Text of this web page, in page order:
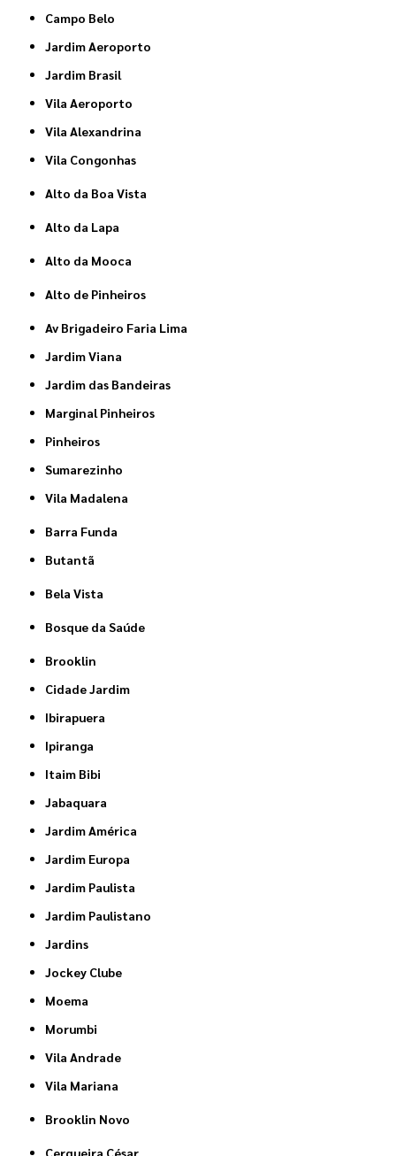
Campo Belo
Jardim Aeroporto
Jardim Brasil
Vila Aeroporto
Vila Alexandrina
Vila Congonhas
Alto da Boa Vista
Alto da Lapa
Alto da Mooca
Alto de Pinheiros
Av Brigadeiro Faria Lima
Jardim Viana
Jardim das Bandeiras
Marginal Pinheiros
Pinheiros
Sumarezinho
Vila Madalena
Barra Funda
Butantã
Bela Vista
Bosque da Saúde
Brooklin
Cidade Jardim
Ibirapuera
Ipiranga
Itaim Bibi
Jabaquara
Jardim América
Jardim Europa
Jardim Paulista
Jardim Paulistano
Jardins
Jockey Clube
Moema
Morumbi
Vila Andrade
Vila Mariana
Brooklin Novo
Cerqueira César